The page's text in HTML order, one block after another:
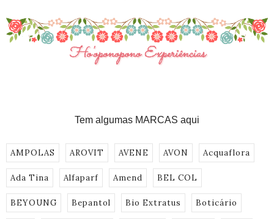
Tem algumas MARCAS aqui
AMPOLAS AROVIT AVENE AVON Acquaflora
Ada Tina Alfaparf Amend BEL COL
BEYOUNG Bepantol Bio Extratus Boticário